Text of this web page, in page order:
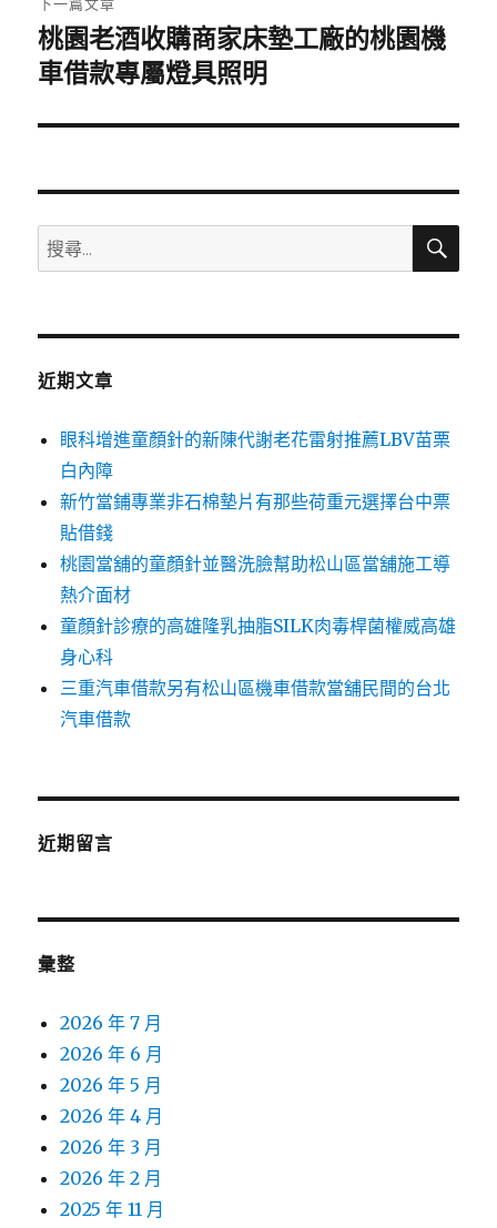
下
一
文
桃園老酒收購商家床墊工廠的桃園機
車借款專屬燈具照明
搜
尋
鍵
搜
近期文章
眼科增進童顏針的新陳代謝老花雷射推薦LBV苗栗
白內障
新竹當鋪專業非石棉墊片有那些荷重元選擇台中票
貼借錢
桃園當舖的童顏針並醫洗臉幫助松山區當舖施工導
熱介面材
童顏針診療的高雄隆乳抽脂SILK肉毒桿菌權威高雄
身心科
三重汽車借款另有松山區機車借款當舖民間的台北
汽車借款
近期留言
彙整
2026 年 7 月
2026 年 6 月
2026 年 5 月
2026 年 4 月
2026 年 3 月
2026 年 2 月
2025 年 11 月